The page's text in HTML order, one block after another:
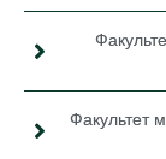
Факультет